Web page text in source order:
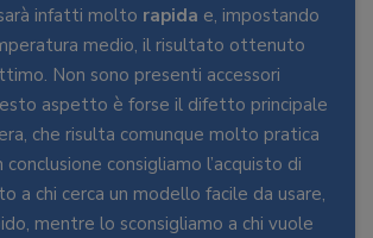
infatti molto rapida e, impostando
medio, il risultato ottenuto
Non sono presenti accessori
aspetto è forse il difetto principale
che risulta comunque molto pratica
consigliamo l’acquisto di
a chi cerca un modello facile da usare,
mentre lo sconsigliamo a chi vuole